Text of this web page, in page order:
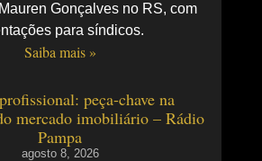
Gonçalves no RS, com
para síndicos.
Saiba mais »
peça-chave na
mercado imobiliário – Rádio
Pampa
agosto 8, 2026